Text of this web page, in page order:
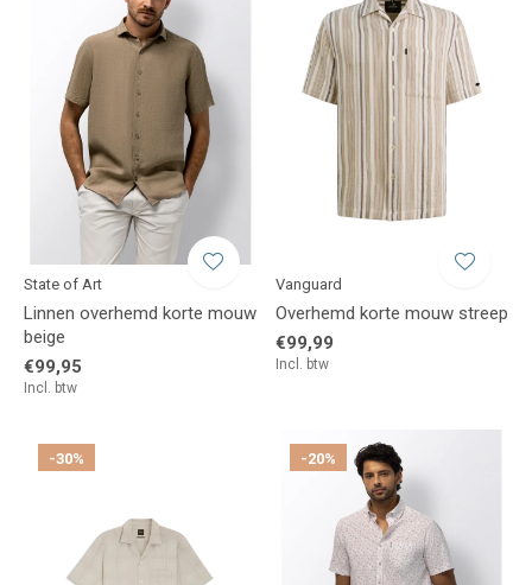
State of Art
Linnen overhemd korte mouw
beige
€99,95
Incl. btw
Vanguard
Overhemd korte mouw streep
€99,99
Incl. btw
-30% -20%